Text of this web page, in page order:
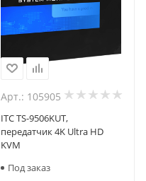
Арт.: 105905
ITC TS-9506KUT,
передатчик 4K Ultra HD
KVM
Под заказ